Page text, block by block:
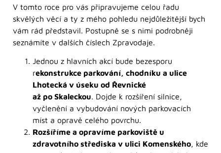
V tomto roce pro vás připravujeme celou řadu
skvělých věcí a ty z mého pohledu nejdůležitější bych
vám rád představil. Postupně se s nimi podrobněji
seznámíte v dalších číslech Zpravodaje.
Jednou z hlavních akcí bude bezesporu
rekonstrukce parkování, chodníku a ulice
Lhotecká v úseku od Řevnické
až po Skaleckou. Dojde k rozšíření silnice,
vyčlenění a vybudování nových parkovacích
míst a opravě celého povrchu.
Rozšíříme a opravíme parkoviště u
zdravotního střediska v ulici Komenského, kde